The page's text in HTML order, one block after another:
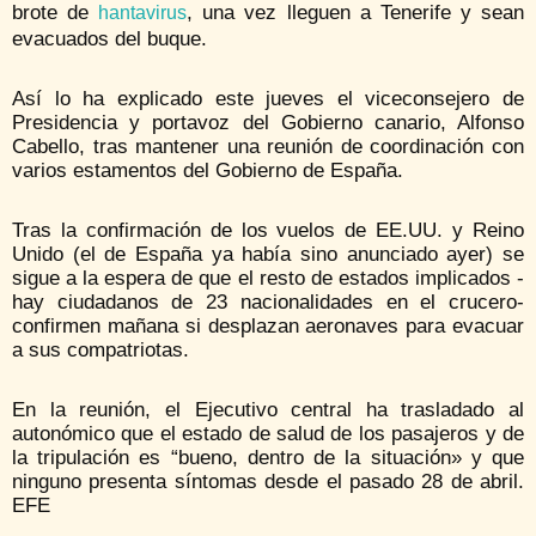
brote de hantavirus, una vez lleguen a Tenerife y sean
evacuados del buque.
Así lo ha explicado este jueves el viceconsejero de
Presidencia y portavoz del Gobierno canario, Alfonso
Cabello, tras mantener una reunión de coordinación con
varios estamentos del Gobierno de España.
Tras la confirmación de los vuelos de EE.UU. y Reino
Unido (el de España ya había sino anunciado ayer) se
sigue a la espera de que el resto de estados implicados -
hay ciudadanos de 23 nacionalidades en el crucero-
confirmen mañana si desplazan aeronaves para evacuar
a sus compatriotas.
En la reunión, el Ejecutivo central ha trasladado al
autonómico que el estado de salud de los pasajeros y de
la tripulación es “bueno, dentro de la situación» y que
ninguno presenta síntomas desde el pasado 28 de abril.
EFE